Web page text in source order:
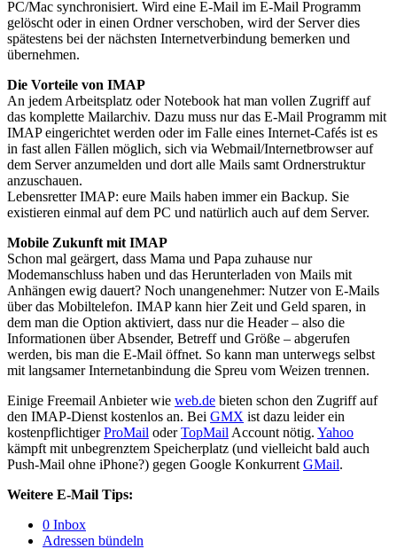
PC/Mac synchronisiert. Wird eine E-Mail im E-Mail Programm
gelöscht oder in einen Ordner verschoben, wird der Server dies
spätestens bei der nächsten Internetverbindung bemerken und
übernehmen.
Die Vorteile von IMAP
An jedem Arbeitsplatz oder Notebook hat man vollen Zugriff auf
das komplette Mailarchiv. Dazu muss nur das E-Mail Programm mit
IMAP eingerichtet werden oder im Falle eines Internet-Cafés ist es
in fast allen Fällen möglich, sich via Webmail/Internetbrowser auf
dem Server anzumelden und dort alle Mails samt Ordnerstruktur
anzuschauen.
Lebensretter IMAP: eure Mails haben immer ein Backup. Sie
existieren einmal auf dem PC und natürlich auch auf dem Server.
Mobile Zukunft mit IMAP
Schon mal geärgert, dass Mama und Papa zuhause nur
Modemanschluss haben und das Herunterladen von Mails mit
Anhängen ewig dauert? Noch unangenehmer: Nutzer von E-Mails
über das Mobiltelefon. IMAP kann hier Zeit und Geld sparen, in
dem man die Option aktiviert, dass nur die Header – also die
Informationen über Absender, Betreff und Größe – abgerufen
werden, bis man die E-Mail öffnet. So kann man unterwegs selbst
mit langsamer Internetanbindung die Spreu vom Weizen trennen.
Einige Freemail Anbieter wie web.de bieten schon den Zugriff auf
den IMAP-Dienst kostenlos an. Bei GMX ist dazu leider ein
kostenpflichtigerProMail oderTopMail Account nötig. Yahoo
kämpft mit unbegrenztem Speicherplatz (und vielleicht bald auch
Push-Mail ohne iPhone?) gegen Google Konkurrent GMail.
Weitere E-Mail Tips:
0 Inbox
Adressen bündeln